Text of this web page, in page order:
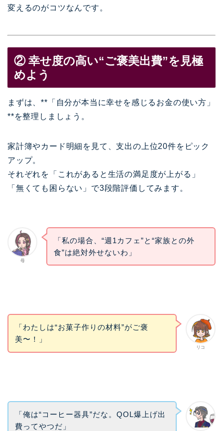
変えるのがコツなんです。
② 幸せ度の高い“ご褒美出費”を見極
めよう
まずは、**「自分が本当に幸せを感じるお金の使い方」
**を整理しましょう。
家計簿やカード明細を見て、支出の上位20件をピック
アップ。
それぞれを「これがあると生活の満足度が上がる」
「無くても困らない」で3段階評価してみます。
母
「私の場合、“週1カフェ”と“家族との外
食”は絶対外せないわ」
リコ
「わたしは“お菓子作りの材料”がご褒
美〜！」
「俺は“コーヒー器具”だな。QOL爆上げ出
費ってやつだ」